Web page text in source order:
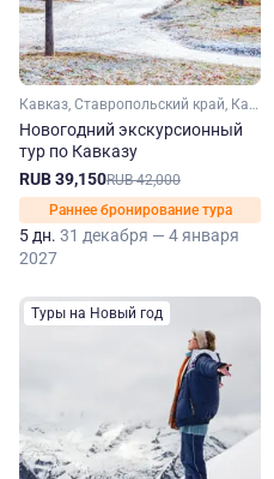
Кавказ, Ставропольский край, Кавказские Минеральные Воды, Эльбрус, Домбай, Кабардино-Балкария, Карачаево-Черкесия
Новогодний экскурсионный
тур по Кавказу
RUB 39,150RUB 42,000
Раннее бронирование тура
5 дн. 31 декабря — 4 января
2027
Туры на Новый год